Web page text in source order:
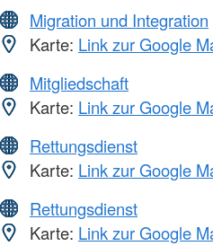
Migration und Integration
Karte: Link zur Google
Mitgliedschaft
Karte: Link zur Google
Rettungsdienst
Karte: Link zur Google
Rettungsdienst
Karte: Link zur Google